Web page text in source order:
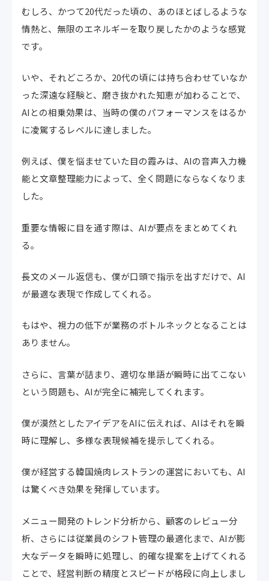
むしろ、かつて20代だった頃の、あのほとばしるような
情熱と、無限のエネルギーを取り戻したかのような感覚
です。
いや、それどころか、20代の頃には持ち合わせていなか
った深遠な経験と、磨き抜かれた知恵が加わることで、
AIとの相乗効果は、当時の僕のパフォーマンスをはるか
に凌駕するレベルに達しました。
例えば、僕を悩ませていた目の霞みは、AIの音声入力機
能と文章整理能力によって、全く問題にならなくなりま
した。
重要な情報に目を通す際は、AIが要点をまとめてくれ
る。
長文のメール返信も、僕が口頭で指示を出すだけで、AI
が最適な表現で作成してくれる。
もはや、視力の低下が業務のボトルネックとなることは
ありません。
さらに、言葉が詰まり、適切な単語が瞬時に出てこない
という問題も、AIが完全に補完してくれます。
僕が漠然としたアイデアをAIに伝えれば、AIはそれを瞬
時に理解し、多様な表現候補を提示してくれる。
僕が経営する韓国焼肉レストランの運営においても、AI
は驚くべき効果を発揮しています。
メニュー開発のトレンド分析から、顧客のレビュー分
析、さらには従業員のシフト管理の最適化まで、AIが膨
大なデータを瞬時に処理し、的確な提案を上げてくれる
ことで、経営判断の精度とスピードが格段に向上しまし